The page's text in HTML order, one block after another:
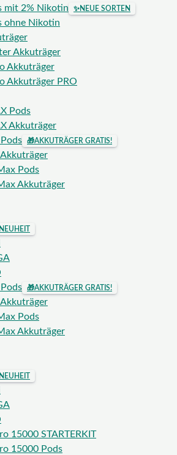
mit 2% Nikotin
✨NEUE SORTEN
ohne Nikotin
Akkuträger
Akkuträger
Akkuträger PRO
Pods
Akkuträger
🎁AKKUTRÄGER GRATIS!
Pods
Akkuträger
🎁AKKUTRÄGER GRATIS!
Pods
Akkuträger
15000 STARTERKIT
15000 Pods